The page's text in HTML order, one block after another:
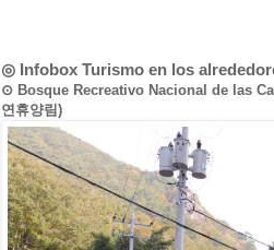
◎ Infobox Turismo en los
⊙ Bosque Recreativo Nacional de las
연휴양림)